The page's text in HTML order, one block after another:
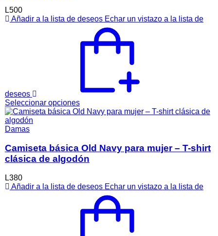
elegir
en
página
L500
Añadir a la lista de deseos Echar un vistazo a la lista de
deseos
Seleccionar opcionesEste
producto
Las
opciones
se
en
página
de
Damas
Camiseta básica Old Navy para mujer – T-shirt
clásica de algodón
L380
Añadir a la lista de deseos Echar un vistazo a la lista de